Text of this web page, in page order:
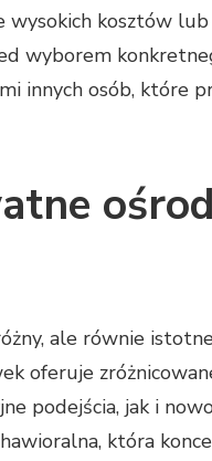
wysokich kosztów
wyborem
innych osób, które
ale równie
oferuje
podejścia, jak i
która